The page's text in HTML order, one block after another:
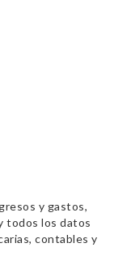
y gastos,
todos los datos
contables y